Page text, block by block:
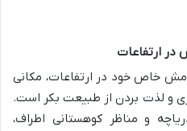
در ارتفاعات
خاص خود در ارتفاعات، مکانی
و لذت بردن از طبیعت بکر است.
و مناظر کوهستانی اطراف،